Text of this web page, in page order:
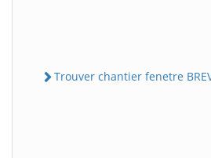
Trouver chantier fenetre